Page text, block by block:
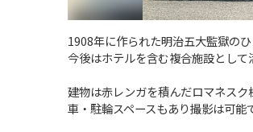
1908年に作られた明治五大監獄の
今後はホテルを含む複合施設として
建物は赤レンガを積んだロマネス
車・駐輪スペースもあり撮影は可能